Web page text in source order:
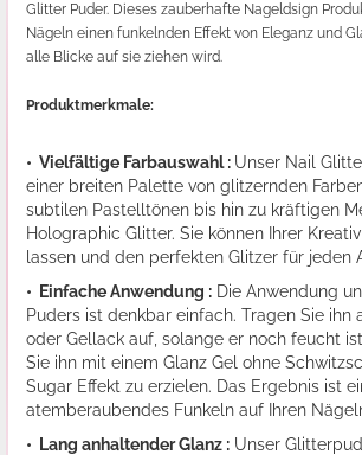
Glitter Puder. Dieses zauberhafte Nageldsign
Nägeln einen funkelnden Effekt von Eleganz und
alle Blicke auf sie ziehen wird.
Produktmerkmale:
• Vielfältige Farbauswahl : Unser Nail
einer breiten Palette von glitzernden
subtilen Pastelltönen bis hin zu kräftigen
Holographic Glitter. Sie können Ihrer
lassen und den perfekten Glitzer für jeden
• Einfache Anwendung : Die Anwendung
Puders ist denkbar einfach. Tragen Sie ihn
oder Gellack auf, solange er noch feucht
Sie ihn mit einem Glanz Gel ohne
Sugar Effekt zu erzielen. Das Ergebnis ist
atemberaubendes Funkeln auf Ihren
• Lang anhaltender Glanz : Unser